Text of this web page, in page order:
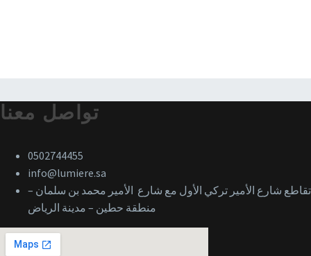
تواصل معنا
0502744455
info@lumiere.sa
تقاطع شارع الأمير تركي الأول مع شارع الأمير محمد بن سلمان –
منطقة حطين – مدينة الرياض